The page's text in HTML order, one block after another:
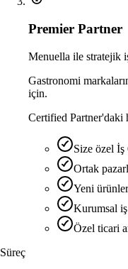
Premier Partner
Menuella ile stratejik
Gastronomi
için.
Certified Partner'daki
Size özel İş
Ortak
Yeni
Kurumsal
Özel ticari
Süreç